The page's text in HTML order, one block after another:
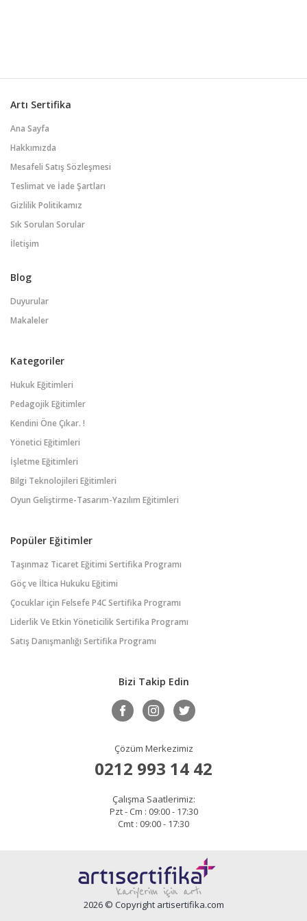
Artı Sertifika
Ana Sayfa
Hakkımızda
Mesafeli Satış Sözleşmesi
Teslimat ve İade Şartları
Gizlilik Politikamız
Sık Sorulan Sorular
İletişim
Blog
Duyurular
Makaleler
Kategoriler
Hukuk Eğitimleri
Pedagojik Eğitimler
Kendini Öne Çıkar. !
Yönetici Eğitimleri
İşletme Eğitimleri
Bilgi Teknolojileri Eğitimleri
Oyun Geliştirme-Tasarım-Yazılım Eğitimleri
Popüler Eğitimler
Taşınmaz Ticaret Eğitimi Sertifika Programı
Göç ve İltica Hukuku Eğitimi
Çocuklar için Felsefe P4C Sertifika Programı
Liderlik Ve Etkin Yöneticilik Sertifika Programı
Satış Danışmanlığı Sertifika Programı
Bizi Takip Edin
Çözüm Merkezimiz
0212 993 14 42
Çalışma Saatlerimiz:
Pzt - Cm : 09:00 - 17:30
Cmt : 09:00 - 17:30
2026 © Copyright artisertifika.com